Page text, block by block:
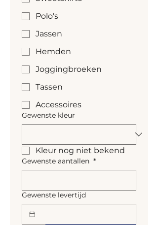
Polo's
Jassen
Hemden
Joggingbroeken
Tassen
Accessoires
Gewenste kleur
Kleur nog niet bekend
Gewenste aantallen *
Gewenste levertijd